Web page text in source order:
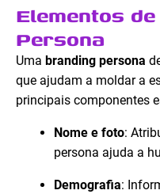
Elementos
Persona
Uma branding persona
que ajudam a moldar a
principais componentes
Nome e foto:
persona ajuda a
Demografia: